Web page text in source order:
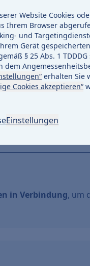
Website Cookies
Ihrem Browser
und
Gerät
§ 25 Abs. 1
dem
erhalten Sie
Cookies akzeptieren“
Einstellungen
Ort. Anschließend
in Verbindung, um